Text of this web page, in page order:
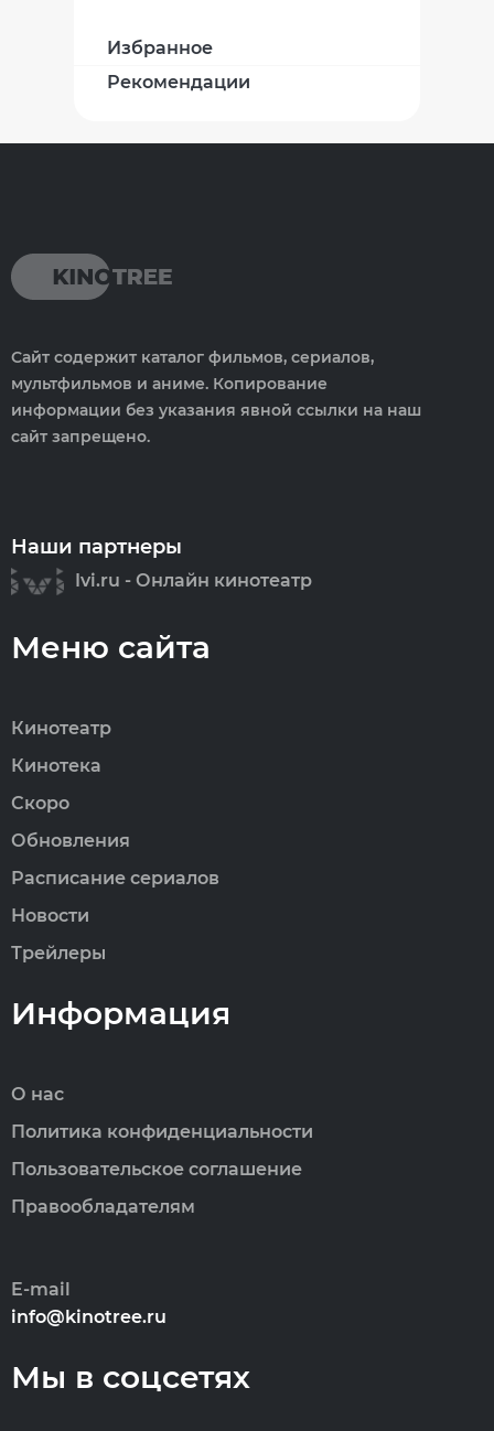
Избранное
Рекомендации
Сайт содержит каталог фильмов, сериалов,
мультфильмов и аниме. Копирование
информации без указания явной ссылки на наш
сайт запрещено.
Наши партнеры
Ivi.ru - Онлайн кинотеатр
Меню сайта
Кинотеатр
Кинотека
Скоро
Обновления
Расписание сериалов
Новости
Трейлеры
Информация
О нас
Политика конфиденциальности
Пользовательское соглашение
Правообладателям
E-mail
info@kinotree.ru
Мы в соцсетях